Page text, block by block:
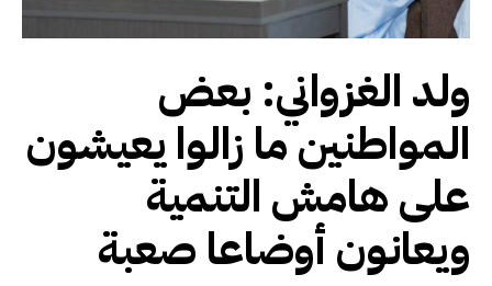
ولد الغزواني: بعض
المواطنين ما زالوا يعيشون
على هامش التنمية
ويعانون أوضاعا صعبة